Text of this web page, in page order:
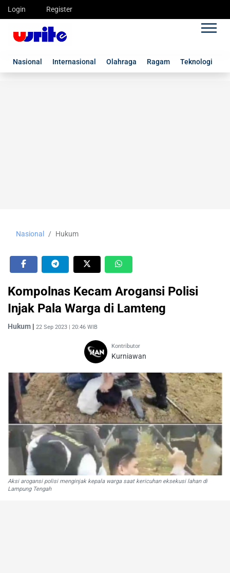
Login Register
Nasional Internasional Olahraga Ragam Teknologi
Nasional Hukum
Kompolnas Kecam Arogansi Polisi
Injak Pala Warga di Lamteng
Hukum | 22 Sep 2023 | 20:46 WIB
Kontributor
Kurniawan
Aksi arogansi polisi menginjak kepala warga saat kericuhan eksekusi lahan di
Lampung Tengah